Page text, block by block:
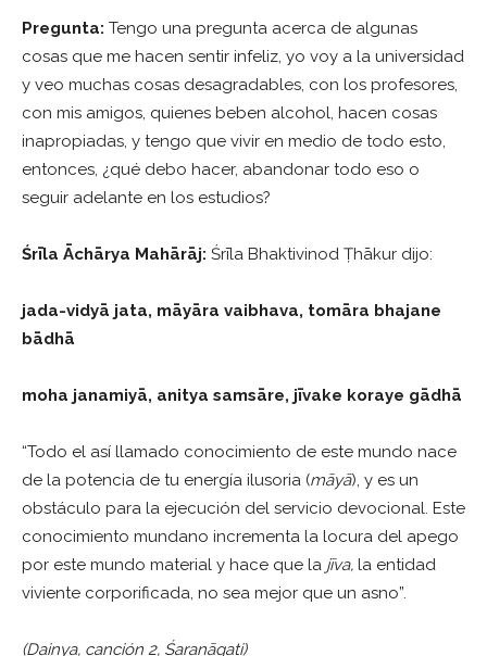
Pregunta: Tengo una pregunta acerca de algunas
cosas que me hacen sentir infeliz, yo voy a la universidad
y veo muchas cosas desagradables, con los profesores,
con mis amigos, quienes beben alcohol, hacen cosas
inapropiadas, y tengo que vivir en medio de todo esto,
entonces, ¿qué debo hacer, abandonar todo eso o
seguir adelante en los estudios?
Śrīla Āchārya Mahārāj: Śrīla Bhaktivinod Ṭhākur dijo:
jada-vidyā jata, māyāra vaibhava, tomāra bhajane
bādhā
moha janamiyā, anitya samsāre, jīvake koraye gādhā
“Todo el así llamado conocimiento de este mundo nace
de la potencia de tu energía ilusoria (māyā), y es un
obstáculo para la ejecución del servicio devocional. Este
conocimiento mundano incrementa la locura del apego
por este mundo material y hace que la jīva, la entidad
viviente corporificada, no sea mejor que un asno”.
(Dainya, canción 2, Śaraṇāgati)